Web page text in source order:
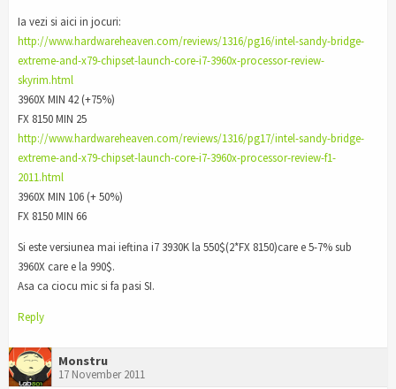
Ia vezi si aici in jocuri:
http://www.hardwareheaven.com/reviews/1316/pg16/intel-sandy-bridge-
extreme-and-x79-chipset-launch-core-i7-3960x-processor-review-
skyrim.html
3960X MIN 42 (+75%)
FX 8150 MIN 25
http://www.hardwareheaven.com/reviews/1316/pg17/intel-sandy-bridge-
extreme-and-x79-chipset-launch-core-i7-3960x-processor-review-f1-
2011.html
3960X MIN 106 (+ 50%)
FX 8150 MIN 66
Si este versiunea mai ieftina i7 3930K la 550$(2*FX 8150)care e 5-7% sub
3960X care e la 990$.
Asa ca ciocu mic si fa pasi SI.
Reply
Monstru
17 November 2011